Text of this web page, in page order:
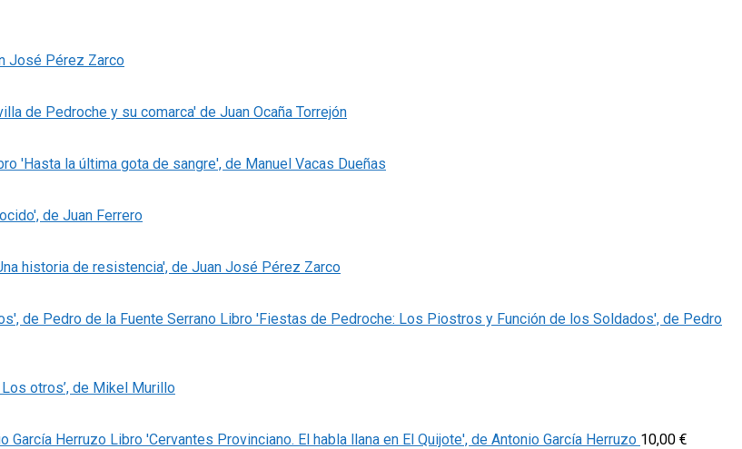
José Pérez Zarco
de Pedroche y su comarca' de Juan Ocaña Torrejón
'Hasta la última gota de sangre', de Manuel Vacas Dueñas
de Juan Ferrero
historia de resistencia', de Juan José Pérez Zarco
Libro 'Fiestas de Pedroche: Los Piostros y Función de los Soldados', de Pedro
Los otros’, de Mikel Murillo
Libro 'Cervantes Provinciano. El habla llana en El Quijote', de Antonio García Herruzo 10,00 €